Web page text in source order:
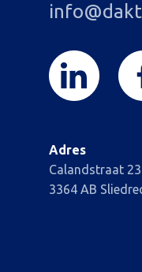
Adres
Calandstraat 23
3364 AB